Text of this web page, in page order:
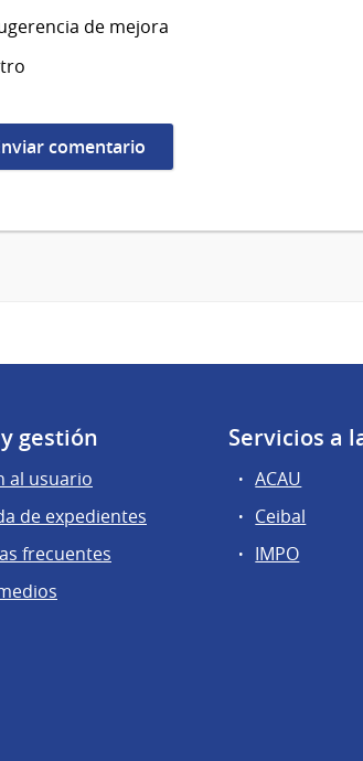
de mejora
gestión
al usuario
de expedientes
frecuentes
Servicios a
ACAU
Ceibal
IMPO